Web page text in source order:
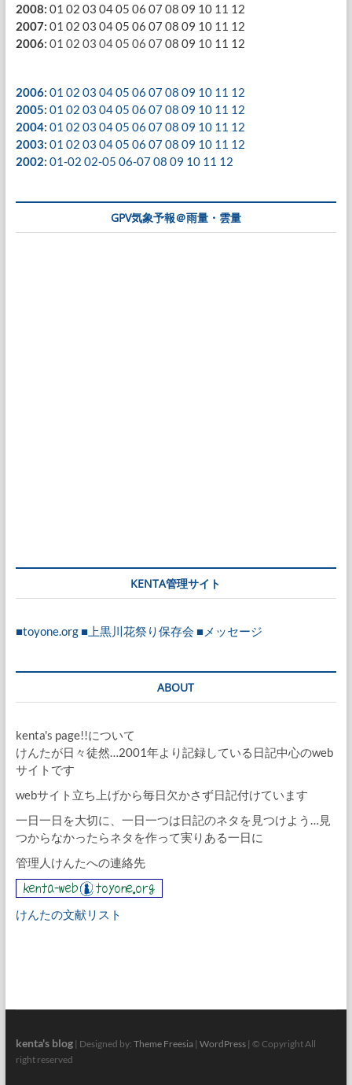
2008: 01 02 03 0405 06 07 08 09 10 11 12
2007: 01 02 03 0405 06 07 08 09 10 11 12
2006: 01 02 03 0405 06 07 08 09 10 11 12
2006: 01 02 03 0405 06 0708 09 10 11 12
2005: 01 02 03 0405 06 0708 09 10 11 12
2004: 01 02 03 0405 06 0708 09 10 11 12
2003: 01 02 03 0405 06 0708 09 10 11 12
2002: 01-02 02-05 06-0708 09 10 11 12
GPV気象予報＠雨量・雲量
KENTA管理サイト
■toyone.org ■上黒川花祭り保存会 ■メッセージ
ABOUT
kenta's page!!について
けんたが日々徒然…2001年より記録している日記中心のweb
サイトです
webサイト立ち上げから毎日欠かさず日記付けています
一日一日を大切に、一日一つは日記のネタを見つけよう…見
つからなかったらネタを作って実りある一日に
管理人けんたへの連絡先
けんたの文献リスト
kenta's blog| Designed by: Theme Freesia| WordPress| © Copyright All
right reserved